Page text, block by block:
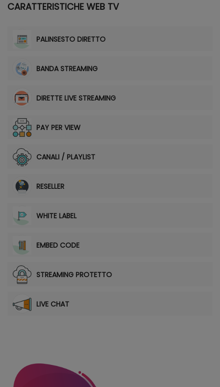
CARATTERISTICHE WEB TV
PALINSESTO DIRETTO
BANDA STREAMING
DIRETTE LIVE STREAMING
PAY PER VIEW
CANALI / PLAYLIST
RESELLER
WHITE LABEL
EMBED CODE
STREAMING PROTETTO
LIVE CHAT